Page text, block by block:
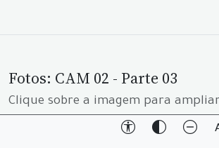
Fotos: CAM 02 - Parte 03
Clique sobre a imagem para